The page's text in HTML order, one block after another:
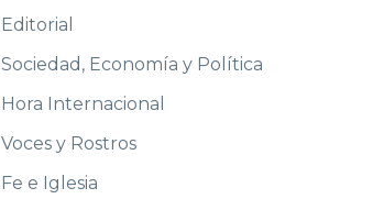
Editorial
Sociedad, Economía y Política
Hora Internacional
Voces y Rostros
Fe e Iglesia